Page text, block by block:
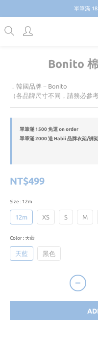
單筆滿
單筆滿
Bonito
．韓國品牌－Bonito
（各品牌尺寸不同，請務必參
單筆滿 1500 免運 on order
單筆滿 2000 送 Habii 品牌衣架/褲
NT$499
Size : 12m
12m XS S M
Color: 天藍
天藍 黑色